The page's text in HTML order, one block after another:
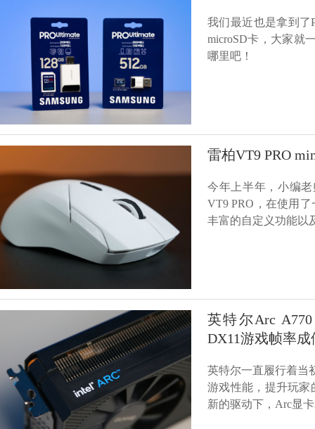
我们最近也是拿到了
microSD卡，大家就
哪里吧！
雷柏VT9 PRO
今年上半年，小编
VT9 PRO，在使用
丰富的自定义功能以
英特尔Arc
DX11游戏帧率成
英特尔一直履行着当
游戏性能，提升玩家
新的驱动下，Arc显